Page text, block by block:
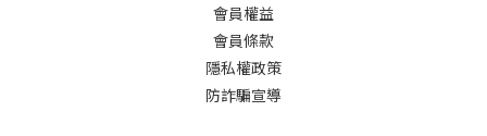
會員權益
會員條款
隱私權政策
防詐騙宣導